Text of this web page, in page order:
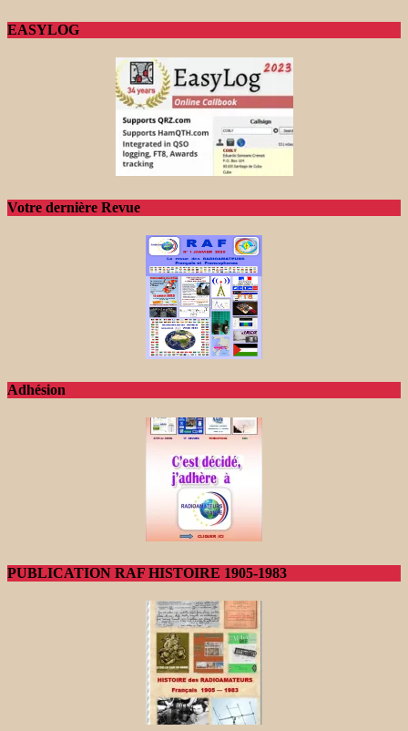
EASYLOG
Votre dernière Revue
Adhésion
PUBLICATION RAF HISTOIRE 1905-1983